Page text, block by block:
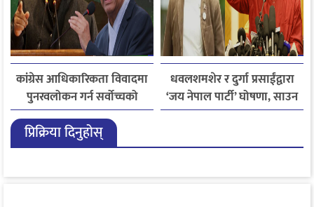
कांग्रेस आधिकारिकता विवादमा
पुनरवलोकन गर्न सर्वोच्चको
अनुमति
धवलशमशेर र दुर्गा प्रसाईंद्वारा
‘जय नेपाल पार्टी’ घोषणा, साउन
२८ मा आयोगमा दर्ता गर्ने तयारी
प्रिक्रिया दिनुहोस्